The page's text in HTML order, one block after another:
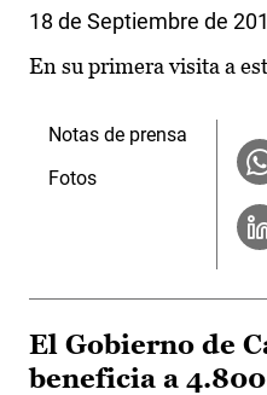
18 de Septiembre de
En su primera visita a
Notas de prensa
Fotos
El Gobierno de
beneficia a